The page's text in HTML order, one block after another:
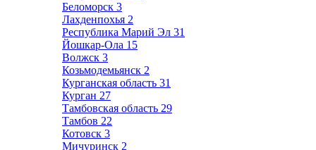
Беломорск 3
Лахденпохья 2
Республика Марий Эл 31
Йошкар-Ола 15
Волжск 3
Козьмодемьянск 2
Курганская область 31
Курган 27
Тамбовская область 29
Тамбов 22
Котовск 3
Мичуринск 2